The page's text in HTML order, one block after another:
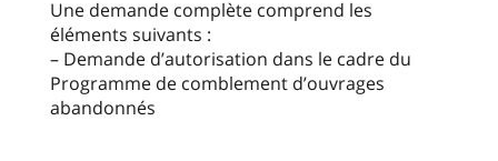
Une demande complète comprend les
éléments suivants :
– Demande d’autorisation dans le cadre du
Programme de comblement d’ouvrages
abandonnés